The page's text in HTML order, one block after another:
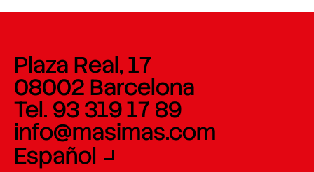
Plaza Real, 17
08002 Barcelona
Tel. 93 319 17 89
info@masimas.com
Español